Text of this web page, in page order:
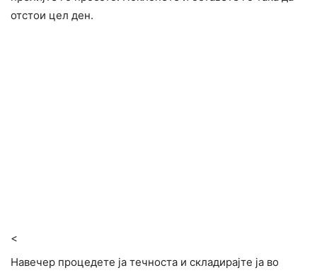
отстои цел ден.
<
Навечер процедете ја течноста и складирајте ја во